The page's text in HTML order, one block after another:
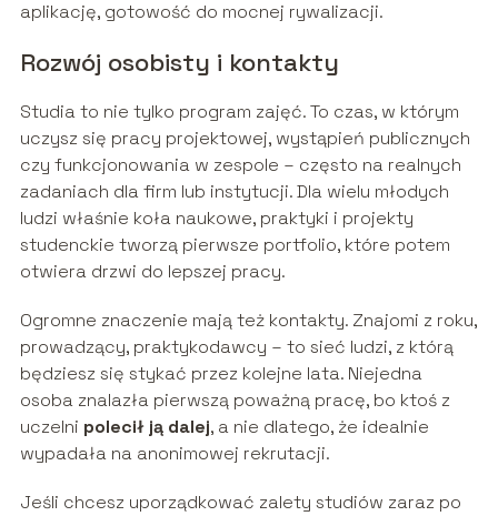
aplikację, gotowość do mocnej rywalizacji.
Rozwój osobisty i kontakty
Studia to nie tylko program zajęć. To czas, w którym
uczysz się pracy projektowej, wystąpień publicznych
czy funkcjonowania w zespole – często na realnych
zadaniach dla firm lub instytucji. Dla wielu młodych
ludzi właśnie koła naukowe, praktyki i projekty
studenckie tworzą pierwsze portfolio, które potem
otwiera drzwi do lepszej pracy.
Ogromne znaczenie mają też kontakty. Znajomi z roku,
prowadzący, praktykodawcy – to sieć ludzi, z którą
będziesz się stykać przez kolejne lata. Niejedna
osoba znalazła pierwszą poważną pracę, bo ktoś z
uczelni polecił ją dalej, a nie dlatego, że idealnie
wypadała na anonimowej rekrutacji.
Jeśli chcesz uporządkować zalety studiów zaraz po